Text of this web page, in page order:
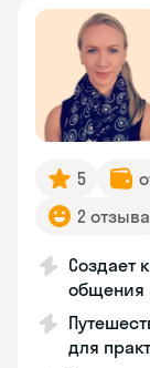
5
2 отзыва
Создает
общения
для